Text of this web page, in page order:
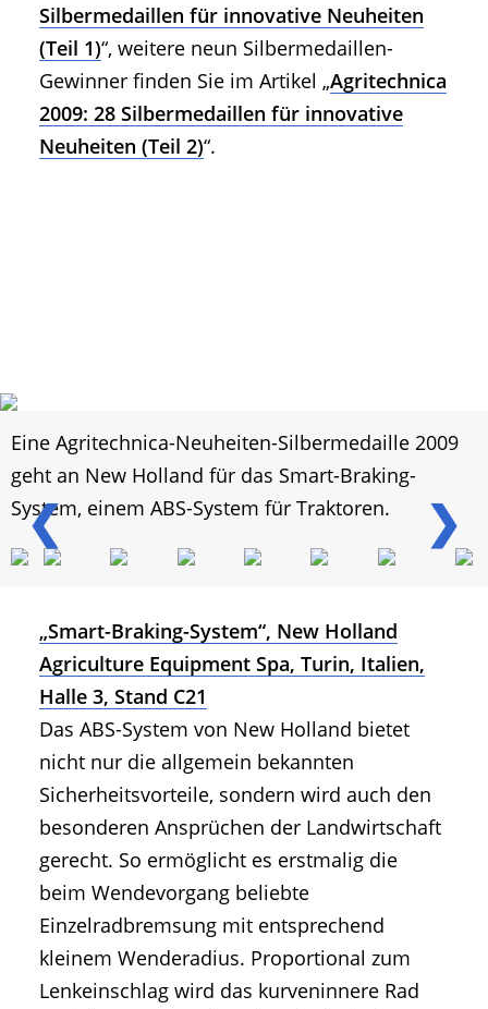
Silbermedaillen für innovative Neuheiten
(Teil 1)“, weitere neun Silbermedaillen-
Gewinner finden Sie im Artikel „Agritechnica
2009: 28 Silbermedaillen für innovative
Neuheiten (Teil 2)“.
❮ ❯
Eine Agritechnica-Neuheiten-Silbermedaille 2009
geht an New Holland für das Smart-Braking-
System, einem ABS-System für Traktoren.
„Smart-Braking-System“, New Holland
Agriculture Equipment Spa, Turin, Italien,
Halle 3, Stand C21
Das ABS-System von New Holland bietet
nicht nur die allgemein bekannten
Sicherheitsvorteile, sondern wird auch den
besonderen Ansprüchen der Landwirtschaft
gerecht. So ermöglicht es erstmalig die
beim Wendevorgang beliebte
Einzelradbremsung mit entsprechend
kleinem Wenderadius. Proportional zum
Lenkeinschlag wird das kurveninnere Rad